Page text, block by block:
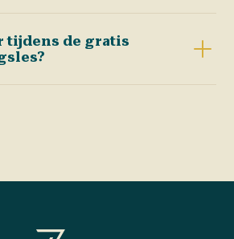
en herstel lukt het wél. Bekijk
personal training bij afvallen
tijdens de gratis